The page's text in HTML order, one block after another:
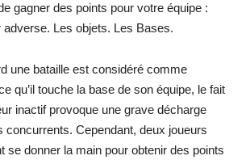
gagner des points pour votre équipe :
adverse. Les objets. Les Bases.
une bataille est considéré comme
qu’il touche la base de son équipe, le fait
inactif provoque une grave décharge
concurrents. Cependant, deux joueurs
se donner la main pour obtenir des points